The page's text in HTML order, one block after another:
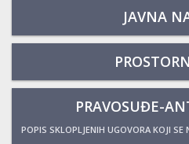
JAVNA
PRAVOSUĐE-
POPIS SKLOPLJENIH UGOVORA KOJI SE